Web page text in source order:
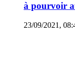
à pourvoir
23/09/2021,